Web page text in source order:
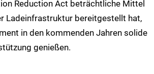
Reduction Act beträchtliche Mittel
Ladeinfrastruktur bereitgestellt hat,
in den kommenden Jahren solide
genießen.